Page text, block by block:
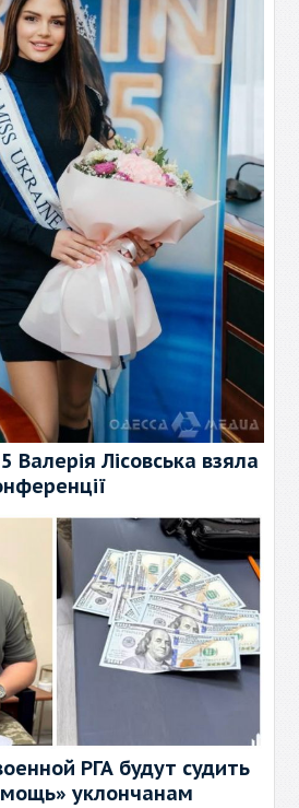
Валерія Лісовська взяла
РГА будут судить
уклончанам